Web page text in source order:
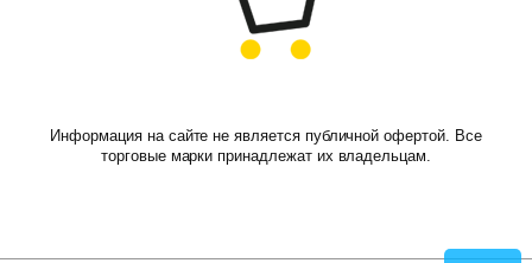
Информация на сайте не является публичной офертой. Все
торговые марки принадлежат их владельцам.